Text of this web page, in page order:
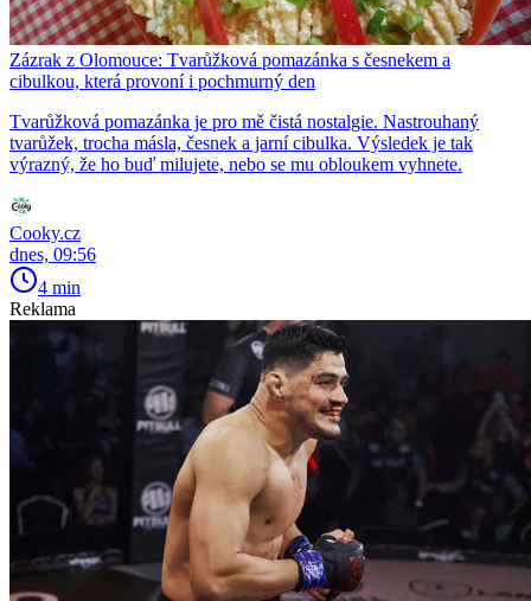
Zázrak z Olomouce: Tvarůžková pomazánka s česnekem a
cibulkou, která provoní i pochmurný den
Tvarůžková pomazánka je pro mě čistá nostalgie. Nastrouhaný
tvarůžek, trocha másla, česnek a jarní cibulka. Výsledek je tak
výrazný, že ho buď milujete, nebo se mu obloukem vyhnete.
Cooky.cz
dnes, 09:56
4 min
Reklama